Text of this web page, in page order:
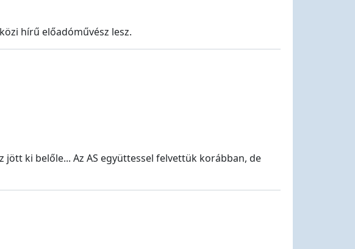
hírű előadóművész lesz.
ki belőle... Az AS együttessel felvettük korábban, de